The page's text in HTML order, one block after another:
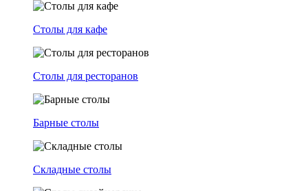
Столы для кафе
Столы для ресторанов
Барные столы
Складные столы